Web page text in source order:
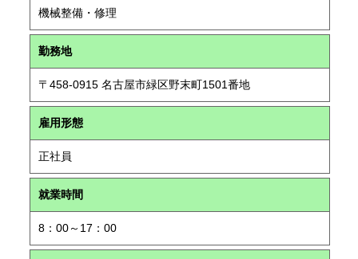
機械整備・修理
勤務地
〒458-0915 名古屋市緑区野末町1501番地
雇用形態
正社員
就業時間
8：00～17：00